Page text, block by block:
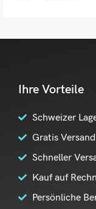
Ihre Vorteile
Schweizer
Gratis Versand
Schneller
Kauf auf
Persönliche